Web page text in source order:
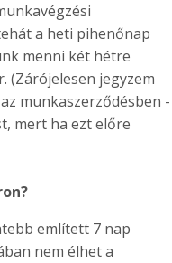
a heti pihenőnap
menni két hétre
(Zárójelesen jegyzem
munkaszerződésben -
mert ha ezt előre
említett 7 nap
nem élhet a